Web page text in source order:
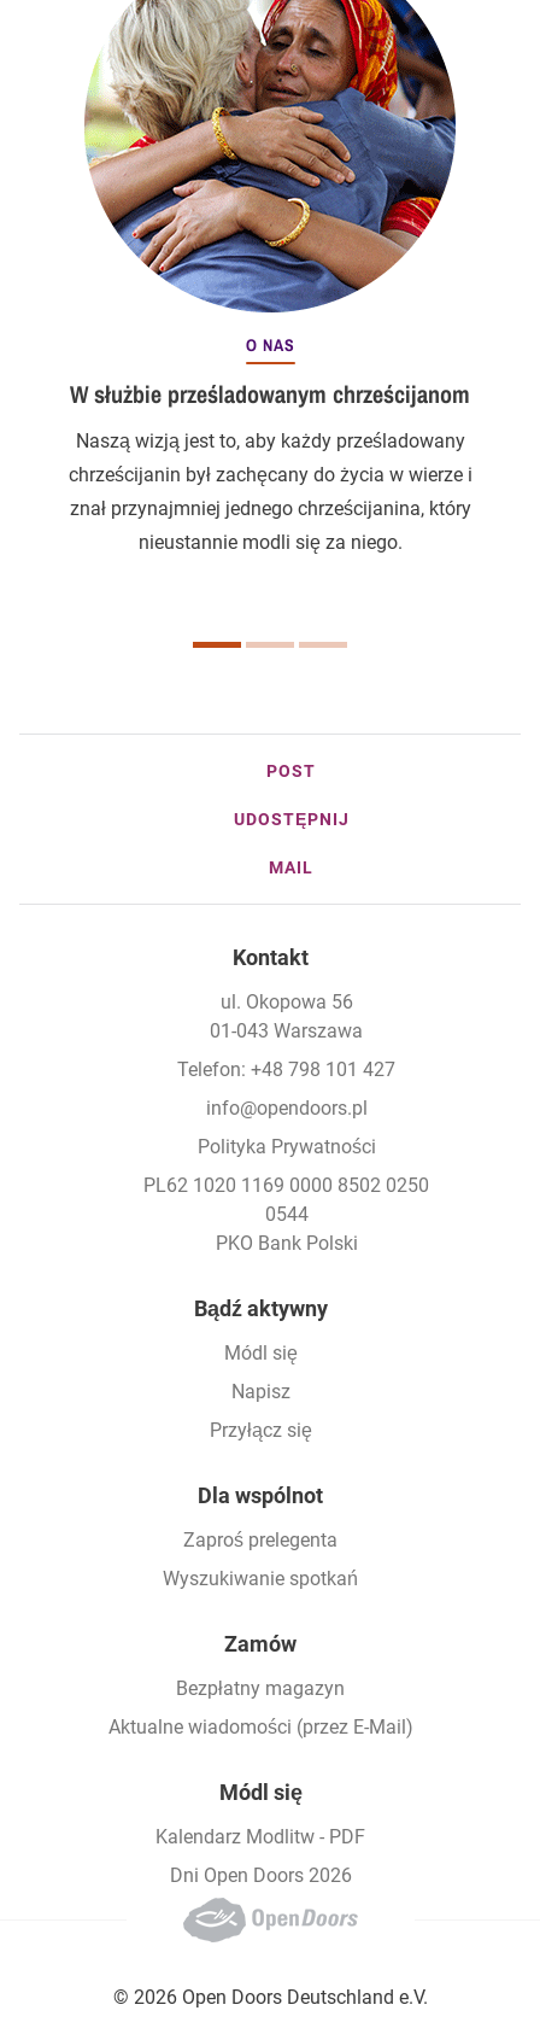
O NAS
W służbie prześladowanym chrześcijanom
Naszą wizją jest to, aby każdy prześladowany
chrześcijanin był zachęcany do życia w wierze i
znał przynajmniej jednego chrześcijanina, który
nieustannie modli się za niego.
POST
UDOSTĘPNIJ
MAIL
Kontakt
ul. Okopowa 56
01-043 Warszawa
Telefon: +48 798 101 427
info@opendoors.pl
Polityka Prywatności
PL62 1020 1169 0000 8502 0250
0544
PKO Bank Polski
Bądź aktywny
Módl się
Napisz
Przyłącz się
Dla wspólnot
Zaproś prelegenta
Wyszukiwanie spotkań
Zamów
Bezpłatny magazyn
Aktualne wiadomości (przez E-Mail)
Módl się
Kalendarz Modlitw - PDF
Dni Open Doors 2026
© 2026 Open Doors Deutschland e.V.